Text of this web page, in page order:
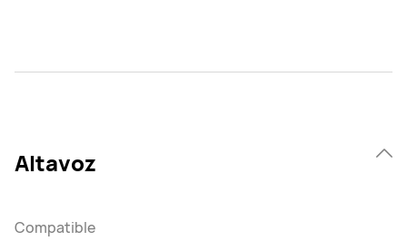
Altavoz
Compatible